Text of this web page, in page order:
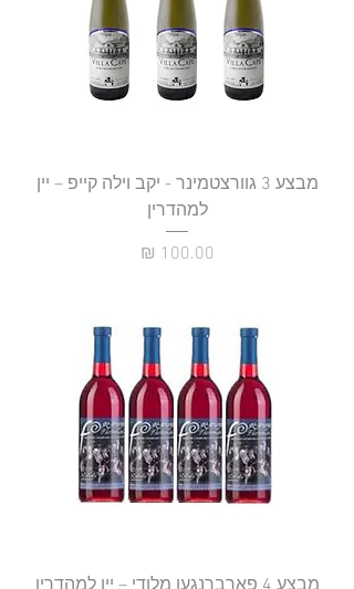
מבצע 3 גוורצטמינר - יקב וילה קייפ – יין
למהדרין
מחיר